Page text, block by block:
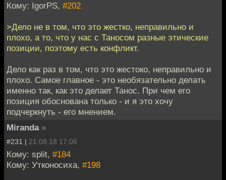
Кому: IgorPS, #202
>Дело не в том, что это жестко, неправильно и
плохо, а то, что у нас с Таносом разные этические
позиции, поэтому есть конфликт.
Дело как раз в том, что это жестоко, неправильно и
плохо. Самое главное - это необязательно делать
именно так, как это делает Танос. При чем его
позиция обоснована только - и я это хочу
подчеркнуть - его мнением.
Miranda »
#231 | 21.08.18 17:05
Кому: split, #184
Кому: Утконосиха, #198